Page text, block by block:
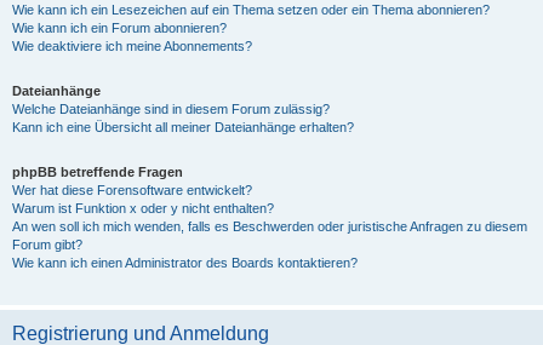
Wie kann ich ein Lesezeichen auf ein Thema setzen oder ein Thema abonnieren?
Wie kann ich ein Forum abonnieren?
Wie deaktiviere ich meine Abonnements?
Dateianhänge
Welche Dateianhänge sind in diesem Forum zulässig?
Kann ich eine Übersicht all meiner Dateianhänge erhalten?
phpBB betreffende Fragen
Wer hat diese Forensoftware entwickelt?
Warum ist Funktion x oder y nicht enthalten?
An wen soll ich mich wenden, falls es Beschwerden oder juristische Anfragen zu diesem
Forum gibt?
Wie kann ich einen Administrator des Boards kontaktieren?
Registrierung und Anmeldung